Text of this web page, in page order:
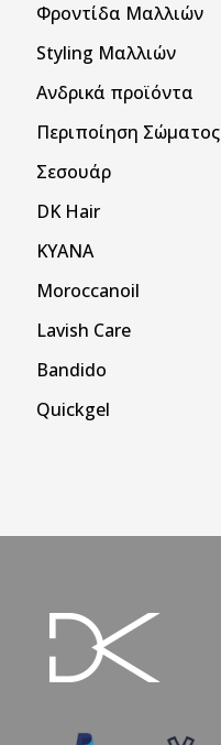
Φροντίδα Μαλλιών
Styling Μαλλιών
Ανδρικά προϊόντα
Περιποίηση Σώματος
Σεσουάρ
DK Hair
KYANA
Moroccanoil
Lavish Care
Bandido
Quickgel